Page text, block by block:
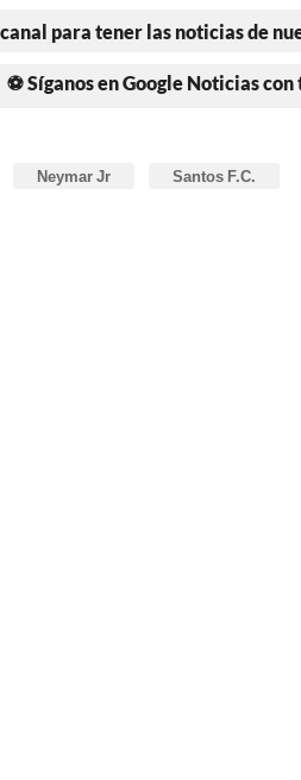
para tener las noticias de
⚽ Síganos en Google Noticias
Neymar Jr Santos F.C.